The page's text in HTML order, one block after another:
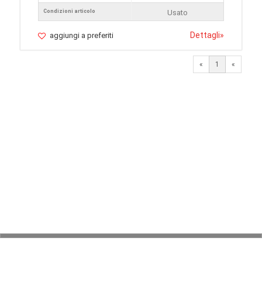
Condizioni articolo
Usato
aggiungi a preferiti Dettagli»
« 1 «